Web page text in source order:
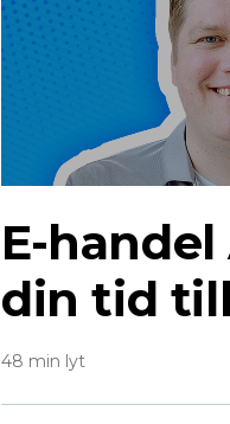
E-handel
din tid
48 min lyt